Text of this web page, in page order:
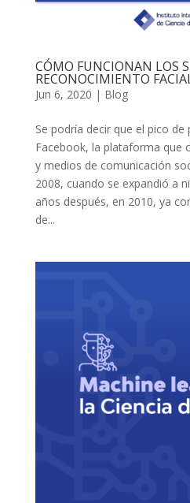
CÓMO FUNCIONAN LOS
RECONOCIMIENTO
Jun 6, 2020 | Blog
Se podría decir que el pico de
Facebook, la plataforma que
y medios de comunicación
2008, cuando se expandió a
años después, en 2010, ya
de...